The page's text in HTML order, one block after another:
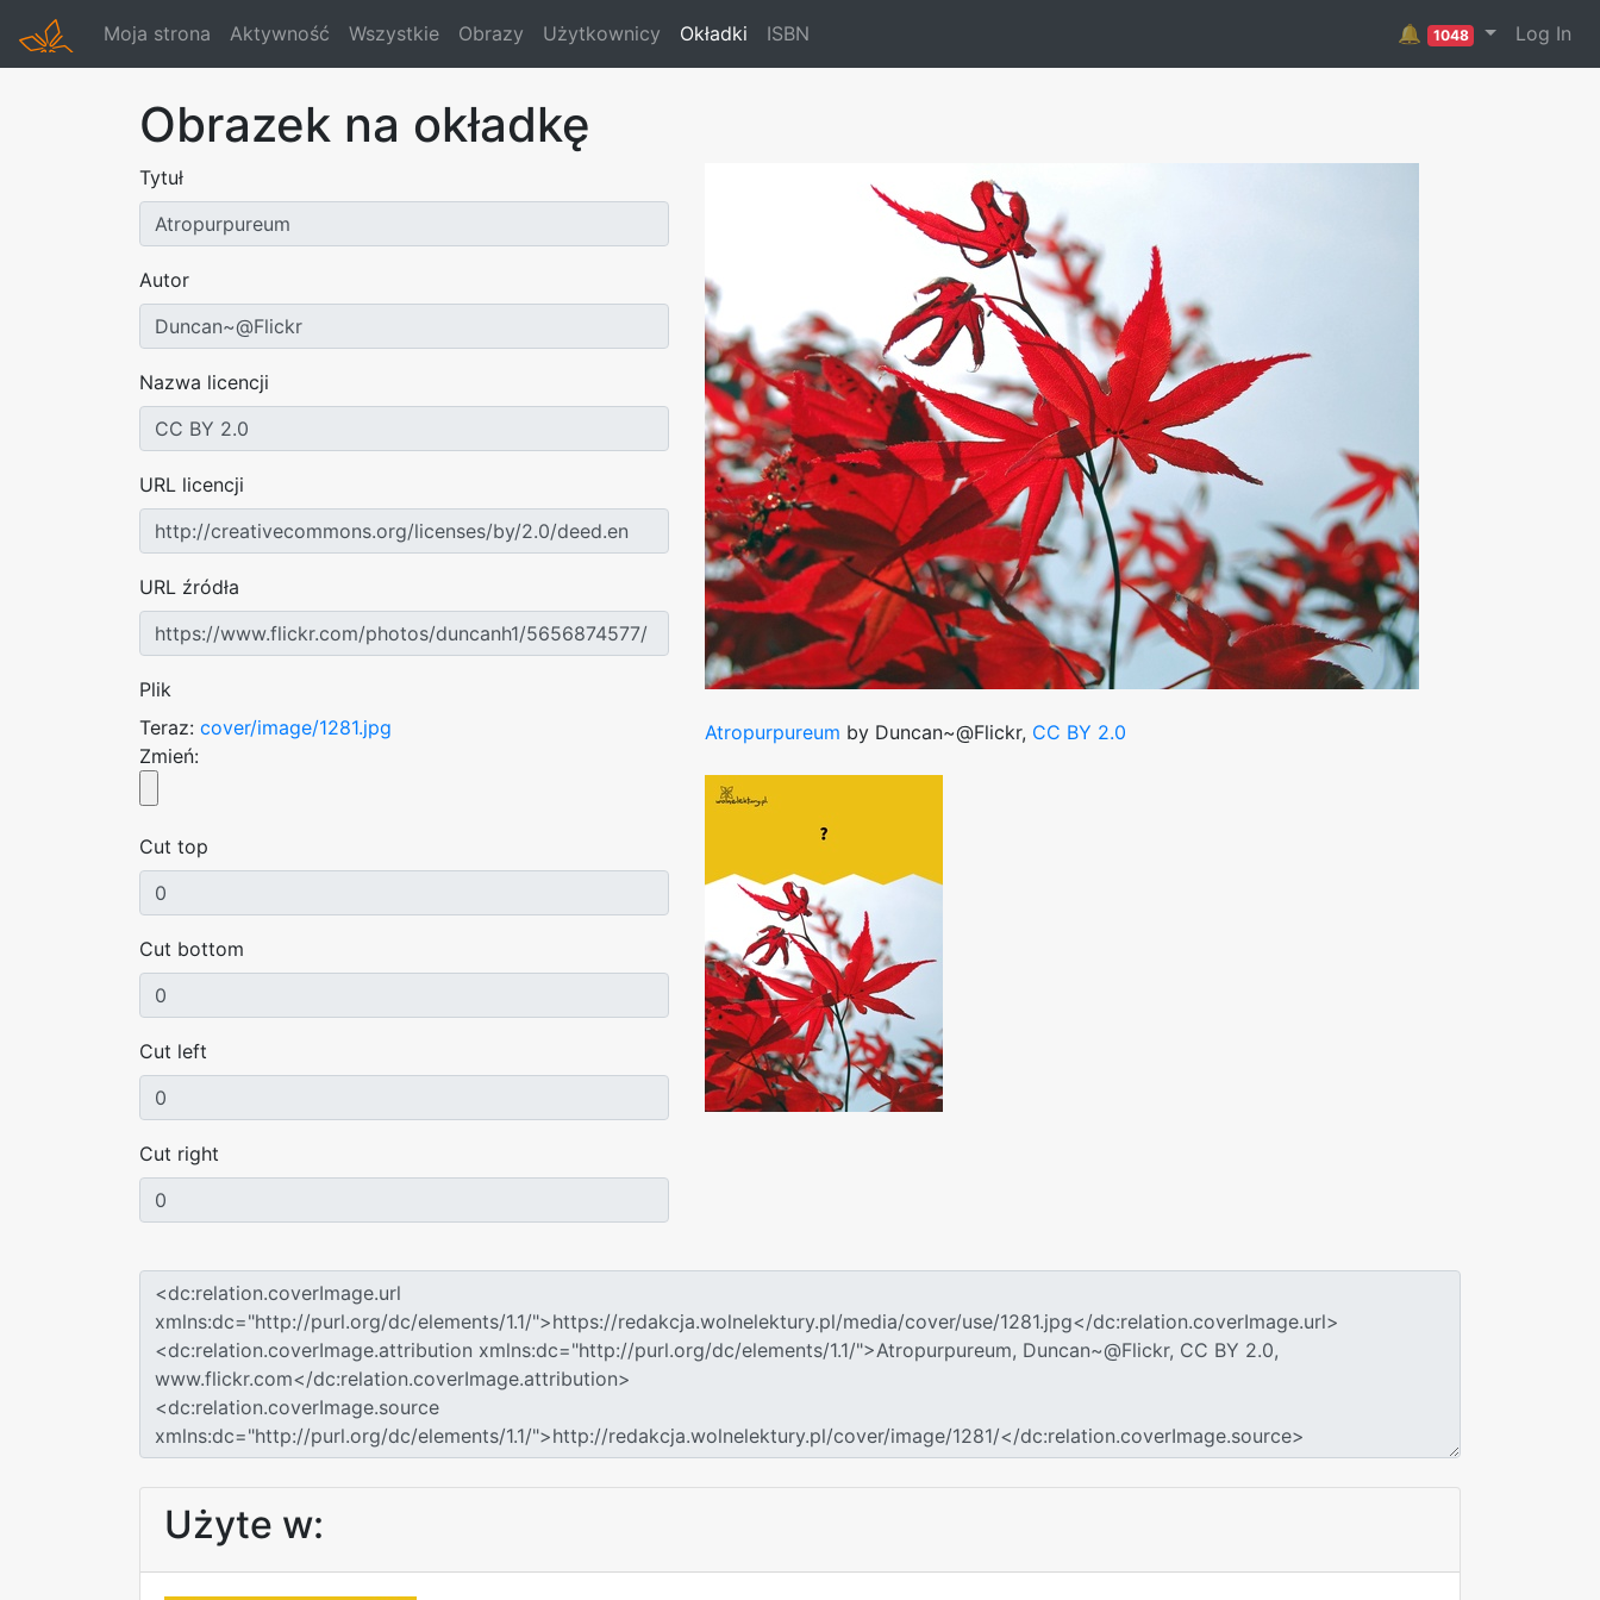
Moja strona Aktywność Wszystkie Obrazy Użytkownicy Okładki ISBN 🔔 1048 Log In
Obrazek na okładkę
Tytuł
Autor
Nazwa licencji
URL licencji
URL źródła
Plik
Teraz: cover/image/1281.jpg
Zmień:
Cut top
Cut bottom
Cut left
Cut right
Atropurpureum by Duncan~@Flickr, CC BY 2.0
Użyte w: